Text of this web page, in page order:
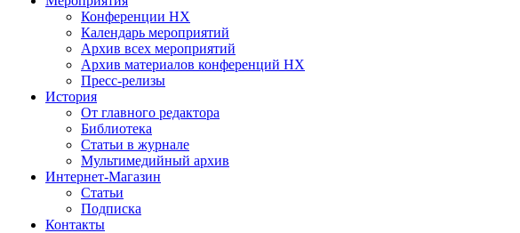
Конференции НХ
Календарь мероприятий
Архив всех мероприятий
Архив материалов конференций НХ
Пресс-релизы
История
От главного редактора
Библиотека
Статьи в журнале
Мультимедийный архив
Интернет-Магазин
Статьи
Подписка
Контакты